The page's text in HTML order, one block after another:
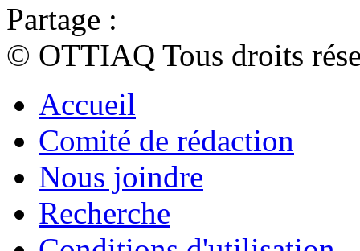
Partage :
© OTTIAQ Tous droits
Accueil
Comité de rédaction
Nous joindre
Recherche